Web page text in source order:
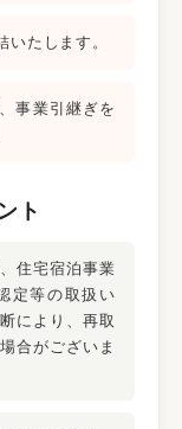
いたします。
事業引継ぎを
ト
住宅宿泊事業
定等の取扱い
により、再取
合がございま